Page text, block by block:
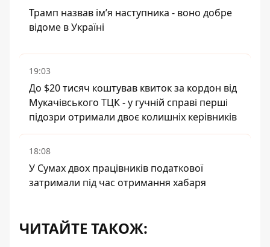
Трамп назвав імʼя наступника - воно добре
відоме в Україні
19:03
До $20 тисяч коштував квиток за кордон від
Мукачівського ТЦК - у гучній справі перші
підозри отримали двоє колишніх керівників
18:08
У Сумах двох працівників податкової
затримали під час отримання хабаря
ЧИТАЙТЕ ТАКОЖ: